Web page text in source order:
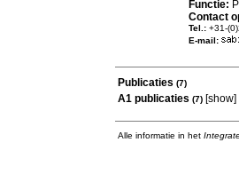
Functie:
Contact
Tel.: +31-
E-mail:
Publicaties (7)
A1 publicaties (7) [show]
Alle informatie in het